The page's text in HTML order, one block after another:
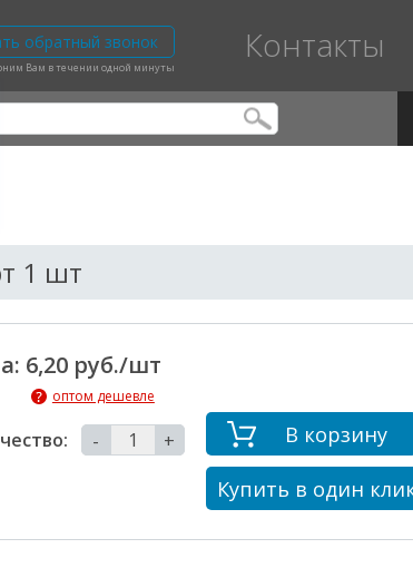
обратный звонок
Вам в течении одной минуты
Контакты
1 шт
6,20 руб./шт
оптом дешевле
- + В корзину
Купить в один